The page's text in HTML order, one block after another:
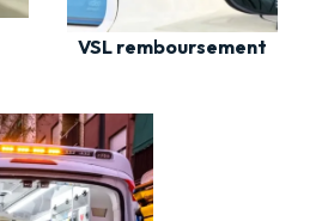
VSL remboursement